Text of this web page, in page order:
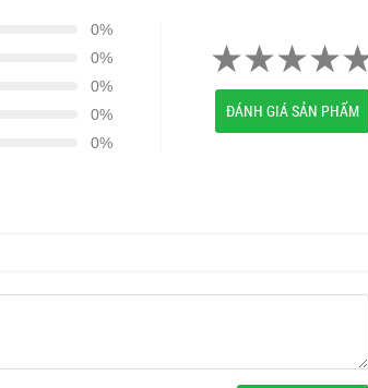
0%
0%
0%
0%
0%
ĐÁNH GIÁ SẢN PHẨM